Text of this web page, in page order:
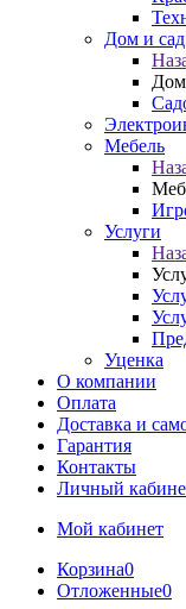
Дом и сад
Мебель
Услуги
Уценка
О компании
Оплата
Доставка и
Гарантия
Контакты
Личный
Мой кабинет
Корзина0
Отложенные0